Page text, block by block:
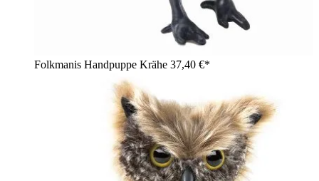
Folkmanis Handpuppe Krähe 37,40 €*